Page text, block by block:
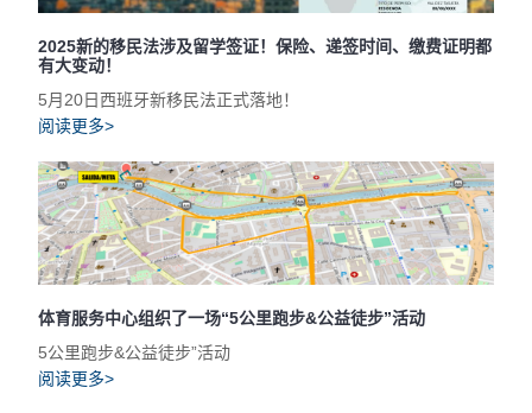
2025新的移民法涉及留学签证！保险、递签时间、缴费证明都
有大变动！
5月20日西班牙新移民法正式落地！
阅读更多>
体育服务中心组织了一场“5公里跑步&公益徒步”活动
5公里跑步&公益徒步”活动
阅读更多>